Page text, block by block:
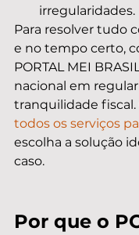
irregularidades.
Para resolver tudo
e no tempo certo,
PORTAL MEI
nacional em
tranquilidade fiscal.
todos os serviços
escolha a solução
caso.
Por que o